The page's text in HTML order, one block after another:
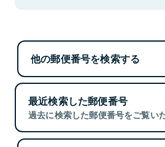
他の郵便番号を検索する
最近検索した郵便番号
過去に検索した郵便番号をご覧い